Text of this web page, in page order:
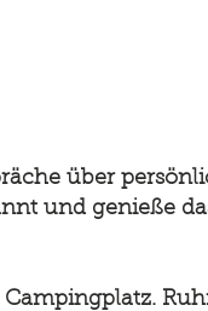
über
und genieße